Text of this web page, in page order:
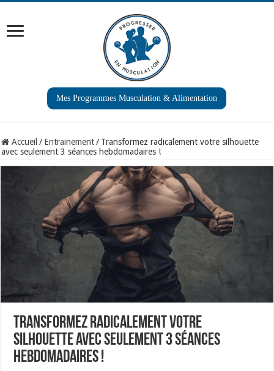
Mes Programmes Musculation & Alimentation
Accueil / Entrainement / Transformez radicalement votre silhouette
avec seulement 3 séances hebdomadaires !
Transformez radicalement votre
silhouette avec seulement 3 séances
hebdomadaires !